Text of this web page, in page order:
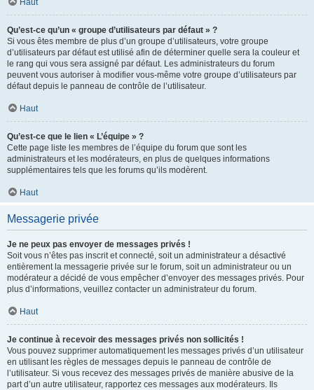
Haut
Qu’est-ce qu’un « groupe d’utilisateurs par défaut » ?
Si vous êtes membre de plus d’un groupe d’utilisateurs, votre groupe
d’utilisateurs par défaut est utilisé afin de déterminer quelle sera la couleur et
le rang qui vous sera assigné par défaut. Les administrateurs du forum
peuvent vous autoriser à modifier vous-même votre groupe d’utilisateurs par
défaut depuis le panneau de contrôle de l’utilisateur.
Haut
Qu’est-ce que le lien « L’équipe » ?
Cette page liste les membres de l’équipe du forum que sont les
administrateurs et les modérateurs, en plus de quelques informations
supplémentaires tels que les forums qu’ils modèrent.
Haut
Messagerie privée
Je ne peux pas envoyer de messages privés !
Soit vous n’êtes pas inscrit et connecté, soit un administrateur a désactivé
entièrement la messagerie privée sur le forum, soit un administrateur ou un
modérateur a décidé de vous empêcher d’envoyer des messages privés. Pour
plus d’informations, veuillez contacter un administrateur du forum.
Haut
Je continue à recevoir des messages privés non sollicités !
Vous pouvez supprimer automatiquement les messages privés d’un utilisateur
en utilisant les règles de messages depuis le panneau de contrôle de
l’utilisateur. Si vous recevez des messages privés de manière abusive de la
part d’un autre utilisateur, rapportez ces messages aux modérateurs. Ils